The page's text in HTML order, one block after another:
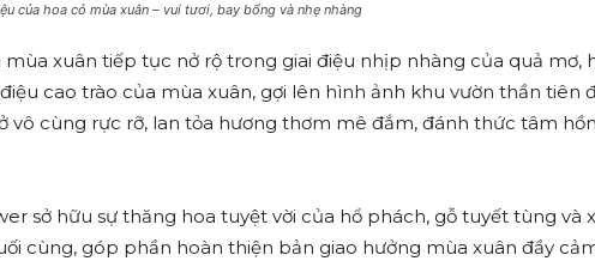
của hoa cỏ mùa xuân – vui tươi, bay bổng và nhẹ nhàng
xuân tiếp tục nở rộ trong giai điệu nhịp nhàng của quả mơ,
cao trào của mùa xuân, gợi lên hình ảnh khu vườn thần tiên
vô cùng rực rỡ, lan tỏa hương thơm mê đắm, đánh thức tâm
sở hữu sự thăng hoa tuyệt vời của hổ phách, gỗ tuyết tùng và
cùng, góp phần hoàn thiện bản giao hưởng mùa xuân đầy